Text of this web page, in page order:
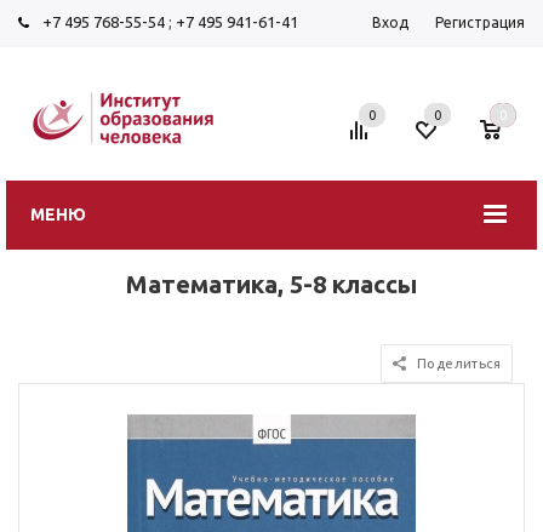
+7 495 768-55-54 ; +7 495 941-61-41 Вход Регистрация
МЕНЮ
0 0 0
Математика, 5-8 классы
Поделиться